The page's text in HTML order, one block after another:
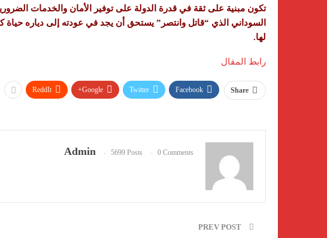
تكون مبنية على ثقة في قدرة الدولة على توفير الأمان والخدمات
السوداني الذي “قاتل وانتصر” يستحق أن يجد في عودته إلى دياره حياة
لها.
رابط المقال
Share
Facebook
Twitter
Google+
ReddIt
Admin 5699 Posts 0 Comments